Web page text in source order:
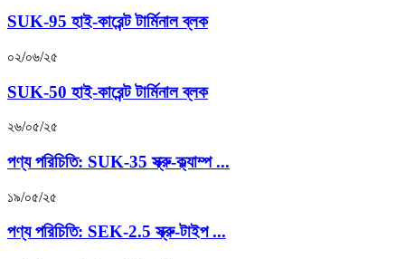
SUK-95 হাই-কারেন্ট টার্মিনাল ব্লক
০২/০৬/২৫
SUK-50 হাই-কারেন্ট টার্মিনাল ব্লক
২৬/০৫/২৫
পণ্য পরিচিতি: SUK-35 স্ক্রু-ক্ল্যাম্প ...
১৯/০৫/২৫
পণ্য পরিচিতি: SEK-2.5 স্ক্রু-টাইপ ...